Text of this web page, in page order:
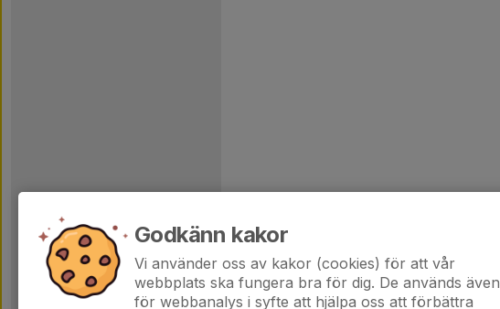
Godkänn kakor
Vi använder oss av kakor (cookies) för att vår
webbplats ska fungera bra för dig. De används även
för webbanalys i syfte att hjälpa oss att förbättra